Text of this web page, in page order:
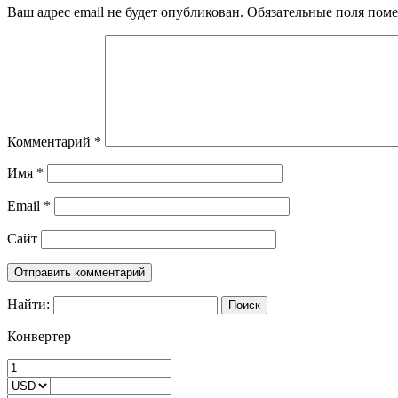
Ваш адрес email не будет опубликован. Обязательные поля
Комментарий *
Имя *
Email *
Сайт
Найти:
Конвертер